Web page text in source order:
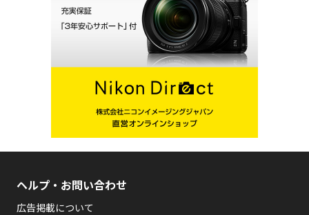
ヘルプ・お問い合わせ
広告掲載について